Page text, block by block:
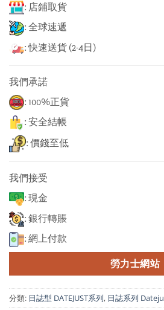
: 店鋪取貨
: 全球速遞
: 快速送貨 (2-4日)
我們承諾
: 100%正貨
: 安全結帳
: 價錢至低
我們接受
: 現金
: 銀行轉賬
: 網上付款
勞力士網站
分類: 日誌型 DATEJUST系列, 日誌系列